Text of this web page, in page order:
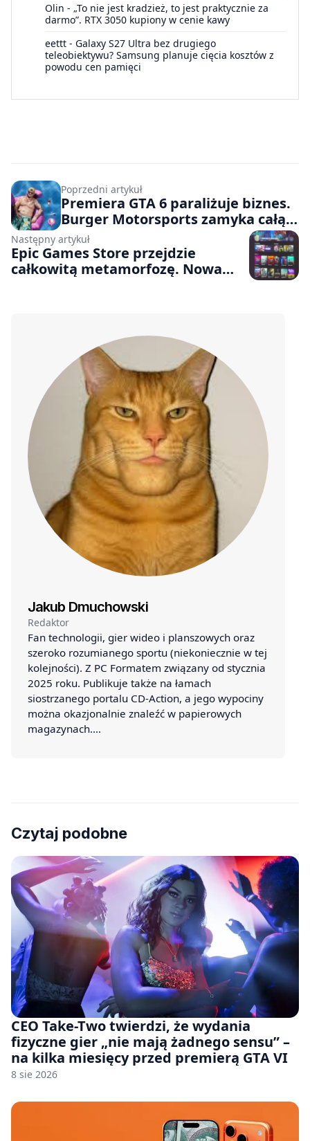
Olin - „To nie jest kradzież, to jest praktycznie za
darmo”. RTX 3050 kupiony w cenie kawy
eettt - Galaxy S27 Ultra bez drugiego
teleobiektywu? Samsung planuje cięcia kosztów z
powodu cen pamięci
Poprzedni artykuł
Premiera GTA 6 paraliżuje biznes.
Burger Motorsports zamyka całą
firmę w dniu premiery gry
Następny artykuł
Epic Games Store przejdzie
całkowitą metamorfozę. Nowa
Jakub Dmuchowski
Redaktor
Fan technologii, gier wideo i planszowych oraz
szeroko rozumianego sportu (niekoniecznie w tej
kolejności). Z PC Formatem związany od stycznia
2025 roku. Publikuje także na łamach
siostrzanego portalu CD-Action, a jego wypociny
można okazjonalnie znaleźć w papierowych
magazynach.…
Czytaj podobne
CEO Take-Two twierdzi, że wydania
fizyczne gier „nie mają żadnego sensu” –
na kilka miesięcy przed premierą GTA VI
8 sie 2026